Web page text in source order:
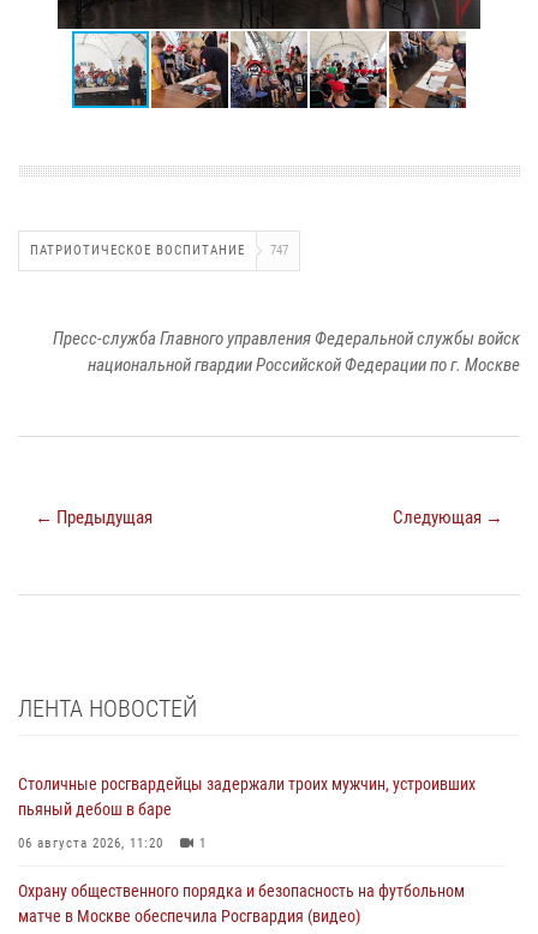
ПАТРИОТИЧЕСКОЕ ВОСПИТАНИЕ 747
Пресс-служба Главного управления Федеральной службы войск
национальной гвардии Российской Федерации по г. Москве
← Предыдущая Следующая →
ЛЕНТА НОВОСТЕЙ
Столичные росгвардейцы задержали троих мужчин, устроивших
пьяный дебош в баре
06 августа 2026, 11:20 1
Охрану общественного порядка и безопасность на футбольном
матче в Москве обеспечила Росгвардия (видео)